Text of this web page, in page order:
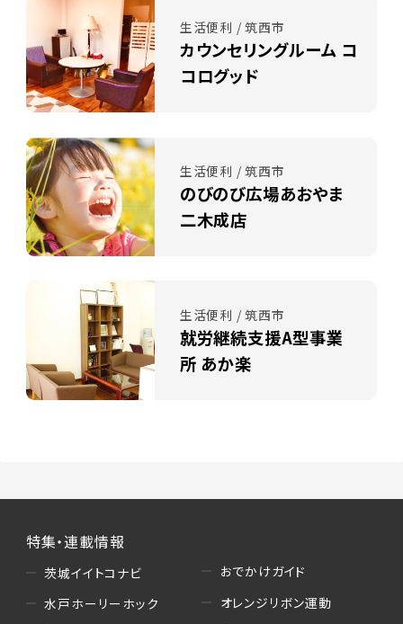
生活便利 / 筑西市
カウンセリングルーム コ
コログッド
生活便利 / 筑西市
のびのび広場あおやま
二木成店
生活便利 / 筑西市
就労継続支援A型事業
所 あか楽
特集・連載情報
茨城イイトコナビ
水戸ホーリーホック
おでかけガイド
オレンジリボン運動